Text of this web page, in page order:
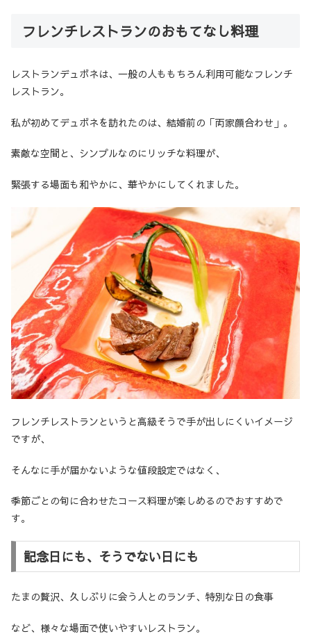
フレンチレストランのおもてなし料理
レストランデュボネは、一般の人ももちろん利用可能なフレンチ
レストラン。
私が初めてデュボネを訪れたのは、結婚前の「両家顔合わせ」。
素敵な空間と、シンプルなのにリッチな料理が、
緊張する場面も和やかに、華やかにしてくれました。
フレンチレストランというと高級そうで手が出しにくいイメージ
ですが、
そんなに手が届かないような値段設定ではなく、
季節ごとの旬に合わせたコース料理が楽しめるのでおすすめで
す。
記念日にも、そうでない日にも
たまの贅沢、久しぶりに会う人とのランチ、特別な日の食事
など、様々な場面で使いやすいレストラン。